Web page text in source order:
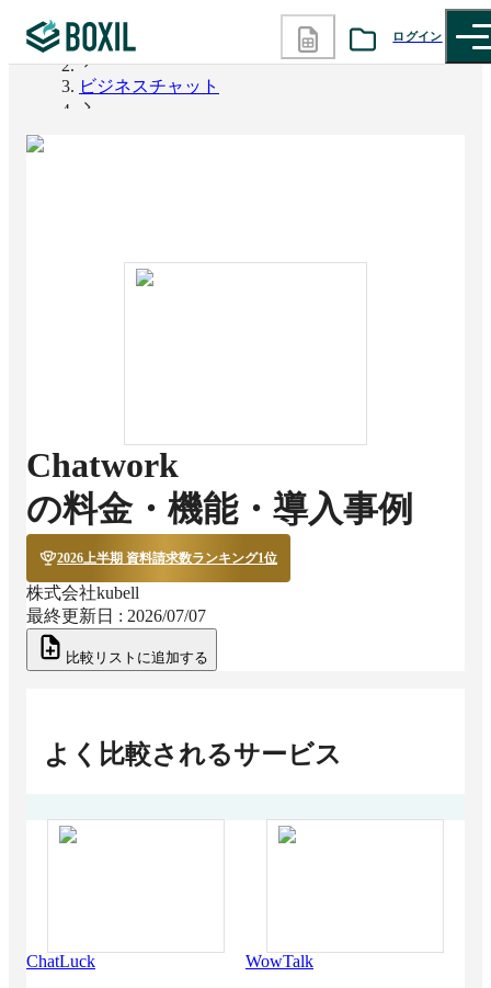
ログイン
カテゴリから探す
BOXILの使い方ガイド
BOXIL
ビジネスチャット
Chatwork
の料金・機能・導入事例
2026上半期 資料請求数ランキング1位
株式会社kubell
最終更新日 : 2026/07/07
比較リストに追加する
よく比較されるサービス
ChatLuck WowTalk